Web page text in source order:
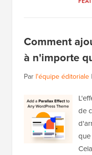
Comment
à n'importe
Par l'équipe éditoriale |
de